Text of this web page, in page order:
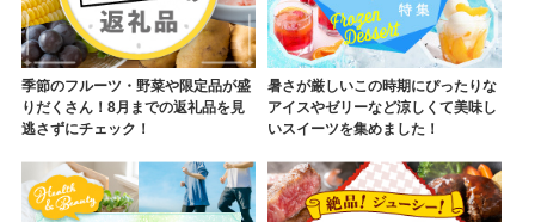
季節のフルーツ・野菜や限定品が盛
りだくさん！8月までの返礼品を見
逃さずにチェック！
暑さが厳しいこの時期にぴったりな
アイスやゼリーなど涼しくて美味し
いスイーツを集めました！